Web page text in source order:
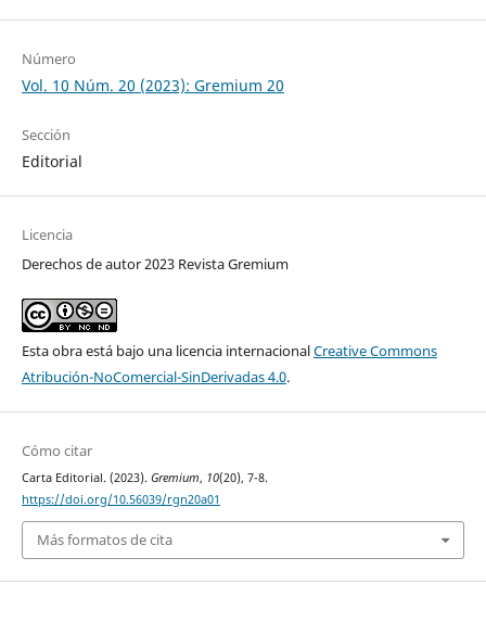
Número
Vol. 10 Núm. 20 (2023): Gremium 20
Sección
Editorial
Licencia
Derechos de autor 2023 Revista Gremium
Esta obra está bajo una licencia internacionalCreative Commons
Atribución-NoComercial-SinDerivadas 4.0.
Cómo citar
Carta Editorial. (2023). Gremium, 10(20), 7-8.
https://doi.org/10.56039/rgn20a01
Más formatos de cita